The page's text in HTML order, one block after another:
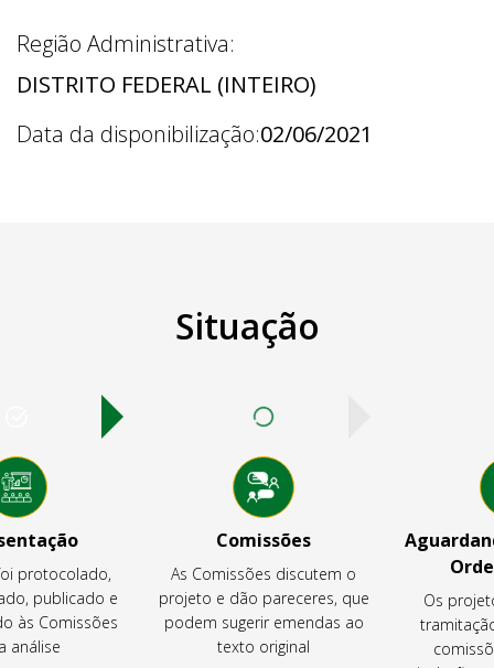
Região Administrativa:
DISTRITO FEDERAL (INTEIRO)
Data da disponibilização:02/06/2021
Situação
protocolado,
publicado e
às Comissões
análise
Comissões
As Comissões discutem o
projeto e dão pareceres, que
podem sugerir emendas ao
texto original
Os